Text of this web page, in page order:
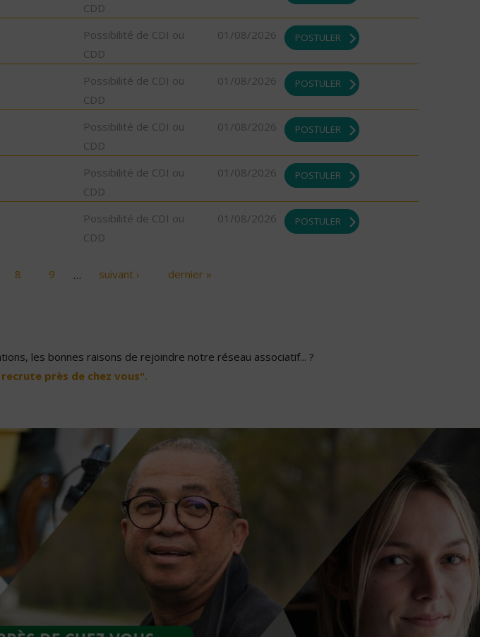
CDD
Possibilité de CDI ou
CDD
01/08/2026 POSTULER
Possibilité de CDI ou
CDD
01/08/2026 POSTULER
Possibilité de CDI ou
CDD
01/08/2026 POSTULER
Possibilité de CDI ou
CDD
01/08/2026 POSTULER
Possibilité de CDI ou
CDD
01/08/2026 POSTULER
8 9 … suivant › dernier »
les bonnes raisons de rejoindre notre réseau associatif... ?
recrute près de chez vous".